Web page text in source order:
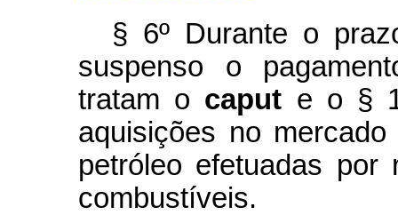
§ 6º Durante o
suspenso o
tratam o caput e o §
aquisições no
petróleo efetuadas
combustíveis.